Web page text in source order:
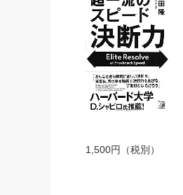
1,500円（税別）